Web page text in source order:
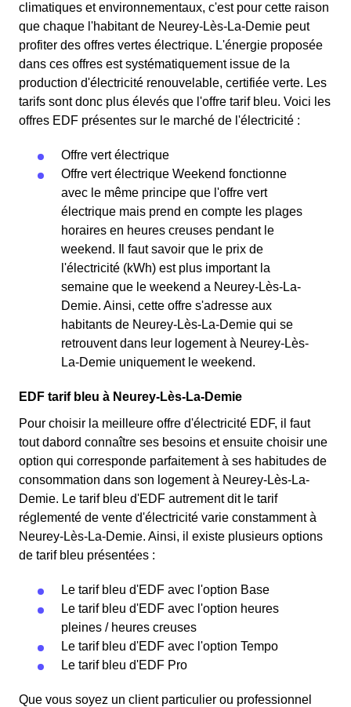
climatiques et environnementaux, c'est pour cette raison
que chaque l'habitant de Neurey-Lès-La-Demie peut
profiter des offres vertes électrique. L'énergie proposée
dans ces offres est systématiquement issue de la
production d'électricité renouvelable, certifiée verte. Les
tarifs sont donc plus élevés que l'offre tarif bleu. Voici les
offres EDF présentes sur le marché de l'électricité :
Offre vert électrique
Offre vert électrique Weekend fonctionne
avec le même principe que l'offre vert
électrique mais prend en compte les plages
horaires en heures creuses pendant le
weekend. Il faut savoir que le prix de
l'électricité (kWh) est plus important la
semaine que le weekend a Neurey-Lès-La-
Demie. Ainsi, cette offre s'adresse aux
habitants de Neurey-Lès-La-Demie qui se
retrouvent dans leur logement à Neurey-Lès-
La-Demie uniquement le weekend.
EDF tarif bleu à Neurey-Lès-La-Demie
Pour choisir la meilleure offre d'électricité EDF, il faut
tout dabord connaître ses besoins et ensuite choisir une
option qui corresponde parfaitement à ses habitudes de
consommation dans son logement à Neurey-Lès-La-
Demie. Le tarif bleu d'EDF autrement dit le tarif
réglementé de vente d'électricité varie constamment à
Neurey-Lès-La-Demie. Ainsi, il existe plusieurs options
de tarif bleu présentées :
Le tarif bleu d'EDF avec l'option Base
Le tarif bleu d'EDF avec l'option heures
pleines / heures creuses
Le tarif bleu d'EDF avec l'option Tempo
Le tarif bleu d'EDF Pro
Que vous soyez un client particulier ou professionnel